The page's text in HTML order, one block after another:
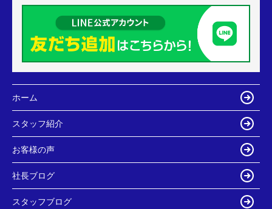
ホーム
スタッフ紹介
お客様の声
社長ブログ
スタッフブログ